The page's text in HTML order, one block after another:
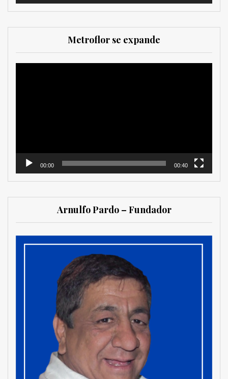
Metroflor se expande
00:00 00:40
Arnulfo Pardo – Fundador